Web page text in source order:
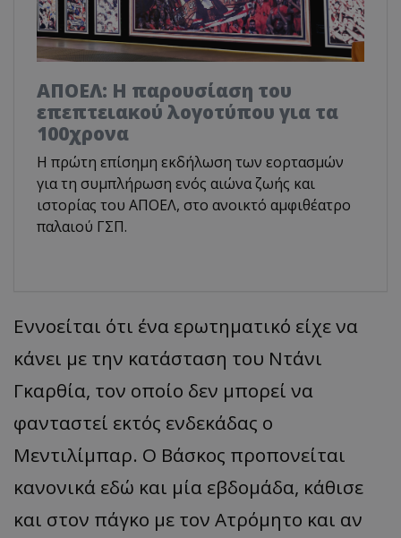
ΑΠΟΕΛ: Η παρουσίαση του
επεπτειακού λογοτύπου για τα
100χρονα
H πρώτη επίσημη εκδήλωση των εορτασμών
για τη συμπλήρωση ενός αιώνα ζωής και
ιστορίας του ΑΠΟΕΛ, στο ανοικτό αμφιθέατρο
παλαιού ΓΣΠ.
Εννοείται ότι ένα ερωτηματικό είχε να
κάνει με την κατάσταση του Ντάνι
Γκαρθία, τον οποίο δεν μπορεί να
φανταστεί εκτός ενδεκάδας ο
Μεντιλίμπαρ. Ο Βάσκος προπονείται
κανονικά εδώ και μία εβδομάδα, κάθισε
και στον πάγκο με τον Ατρόμητο και αν